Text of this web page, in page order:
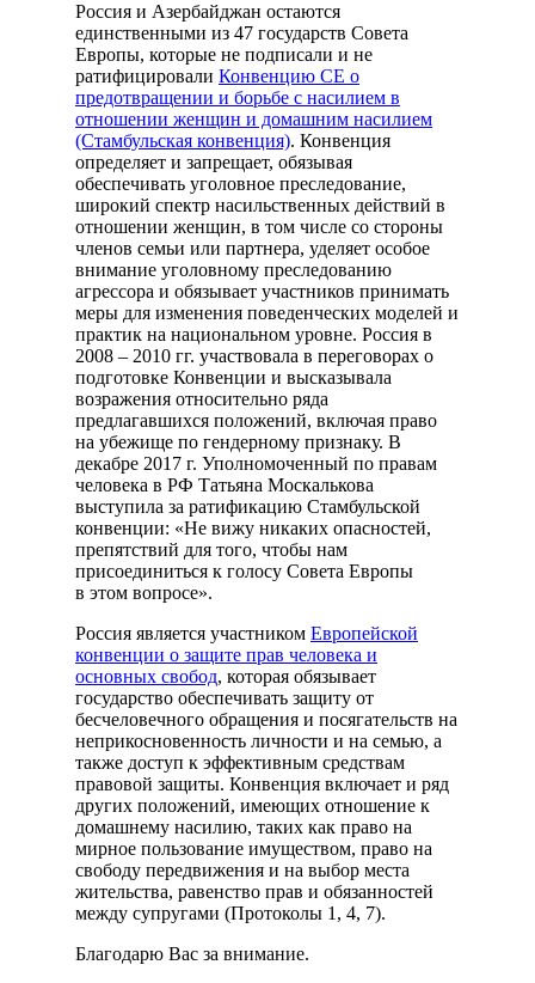
Россия и Азербайджан остаются
единственными из 47 государств Совета
Европы, которые не подписали и не
ратифицировали Конвенцию СЕ о
предотвращении и борьбе с насилием в
отношении женщин и домашним насилием
(Стамбульская конвенция). Конвенция
определяет и запрещает, обязывая
обеспечивать уголовное преследование,
широкий спектр насильственных действий в
отношении женщин, в том числе со стороны
членов семьи или партнера, уделяет особое
внимание уголовному преследованию
агрессора и обязывает участников принимать
меры для изменения поведенческих моделей и
практик на национальном уровне. Россия в
2008 – 2010 гг. участвовала в переговорах о
подготовке Конвенции и высказывала
возражения относительно ряда
предлагавшихся положений, включая право
на убежище по гендерному признаку. В
декабре 2017 г. Уполномоченный по правам
человека в РФ Татьяна Москалькова
выступила за ратификацию Стамбульской
конвенции: «Не вижу никаких опасностей,
препятствий для того, чтобы нам
присоединиться к голосу Совета Европы
в этом вопросе».
Россия является участником Европейской
конвенции о защите прав человека и
основных свобод, которая обязывает
государство обеспечивать защиту от
бесчеловечного обращения и посягательств на
неприкосновенность личности и на семью, а
также доступ к эффективным средствам
правовой защиты. Конвенция включает и ряд
других положений, имеющих отношение к
домашнему насилию, таких как право на
мирное пользование имуществом, право на
свободу передвижения и на выбор места
жительства, равенство прав и обязанностей
между супругами (Протоколы 1, 4, 7).
Благодарю Вас за внимание.